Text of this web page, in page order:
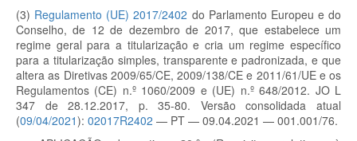
(3) Regulamento (UE) 2017/2402 do Parlamento Europeu e do
Conselho, de 12 de dezembro de 2017, que estabelece um
regime geral para a titularização e cria um regime específico
para a titularização simples, transparente e padronizada, e que
altera as Diretivas 2009/65/CE, 2009/138/CE e 2011/61/UE e os
Regulamentos (CE) n.º 1060/2009 e (UE) n.º 648/2012. JO L
347 de 28.12.2017, p. 35-80. Versão consolidada atual
(09/04/2021): 02017R2402 — PT — 09.04.2021 — 001.001/76.